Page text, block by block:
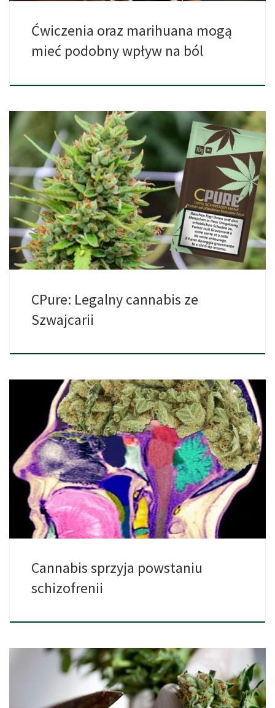
Ćwiczenia oraz marihuana mogą
mieć podobny wpływ na ból
Chodzi tutaj całkowicie legalne pąki cannabisu z zawartością THC
poniżej […]
CPure: Legalny cannabis ze
Szwajcarii
Przez ostatnie dziesięciolecia szereg badań próbował
odpowiedzieć na pytanie, czy […]
Cannabis sprzyja powstaniu
schizofrenii